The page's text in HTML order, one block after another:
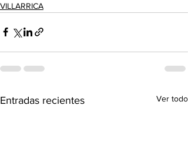
VILLARRICA
Entradas recientes Ver todo